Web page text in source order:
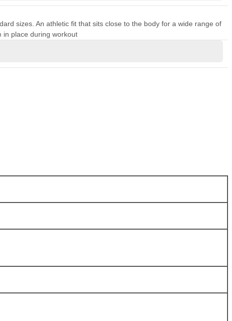
sizes. An athletic fit that sits close to the body for a wide range of
in place during workout